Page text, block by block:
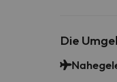
Die